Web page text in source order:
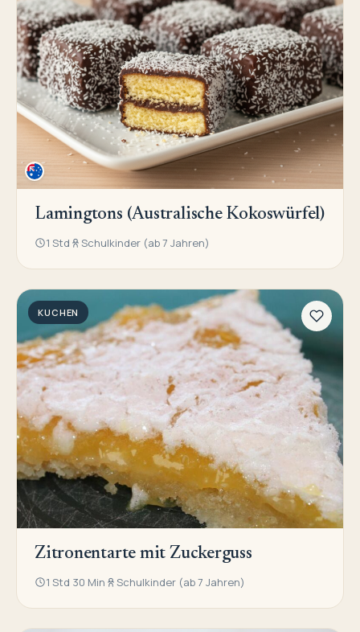
Lamingtons (Australische Kokoswürfel)
1 Std Schulkinder (ab 7 Jahren)
KUCHEN
Zitronentarte mit Zuckerguss
1 Std 30 Min Schulkinder (ab 7 Jahren)